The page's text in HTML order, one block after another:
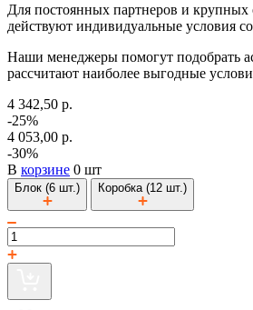
Для постоянных партнеров и крупных
действуют индивидуальные условия
Наши менеджеры помогут подобрать
рассчитают наиболее выгодные
4 342,50 р.
-25%
4 053,00 р.
-30%
В корзине 0 шт
Блок (6 шт.) Коробка (12 шт.)